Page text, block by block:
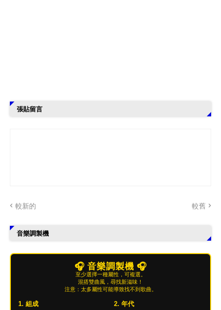
張貼留言
較新的 較舊
音樂調製機
🎧 音樂調製機 🎧
至少選擇一種屬性，可複選。
混搭雙曲風，尋找新滋味！
注意：太多屬性可能導致找不到歌曲。
1. 組成 2. 年代